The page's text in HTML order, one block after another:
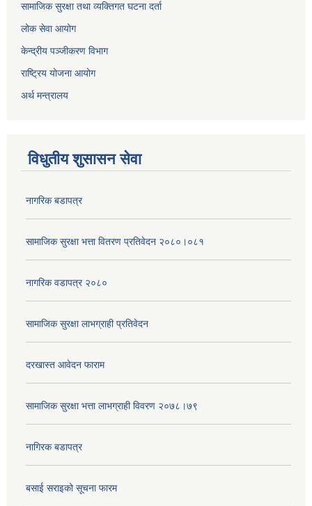
सामाजिक सुरक्षा तथा व्यक्तिगत घटना दर्ता
लोक सेवा आयोग
केन्द्रीय पञ्जीकरण विभाग
राष्ट्रिय योजना आयोग
अर्थ मन्त्रालय
विधुतीय शुसासन सेवा
नागरिक बडापत्र
सामाजिक सुरक्षा भत्ता वितरण प्रतिवेदन २०८०।०८१
नागरिक वडापत्र २०८०
सामाजिक सुरक्षा लाभग्राही प्रतिवेदन
दरखास्त आवेदन फाराम
सामाजिक सुरक्षा भत्ता लाभग्राही विवरण २०७८।७९
नागिरक बडापत्र
बसाई सराइको सूचना फारम